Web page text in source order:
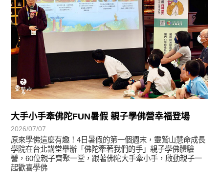
大手小手牽佛陀FUN暑假 親子學佛營幸福登場
2026/07/07
原來學佛這麼有趣！4日暑假的第一個週末，靈鷲山慧命成長
學院在台北講堂舉辦「佛陀牽著我們的手」親子學佛體驗
營，60位親子齊聚一堂，跟著佛陀大手牽小手，啟動親子一
起歡喜學佛